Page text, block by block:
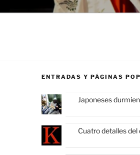
ENTRADAS Y PÁGINAS
Japoneses
Cuatro detalles del